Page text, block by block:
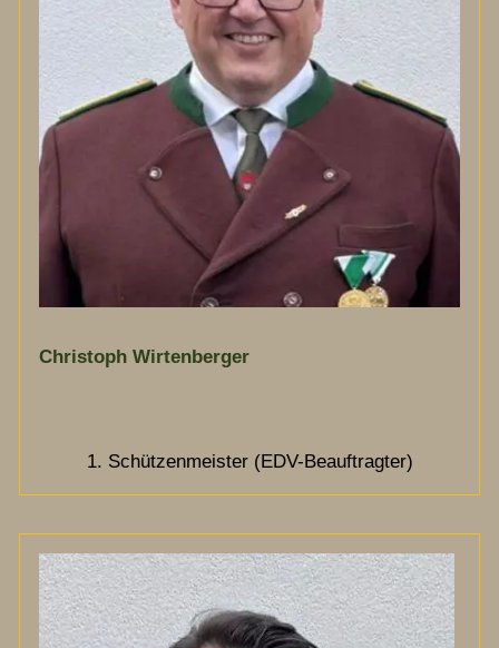
Christoph Wirtenberger
1. Schützenmeister (EDV-Beauftragter)